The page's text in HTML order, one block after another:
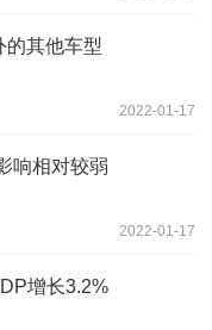
的其他车型
2022-01-17
响相对较弱
2022-01-17
增长3.2%